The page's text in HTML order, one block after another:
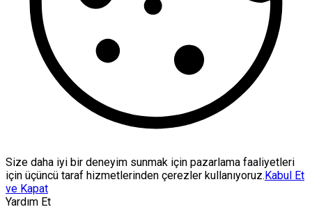
Size daha iyi bir deneyim sunmak için pazarlama faaliyetleri
için üçüncü taraf hizmetlerinden çerezler kullanıyoruz. Kabul Et
ve Kapat
Yardım Et